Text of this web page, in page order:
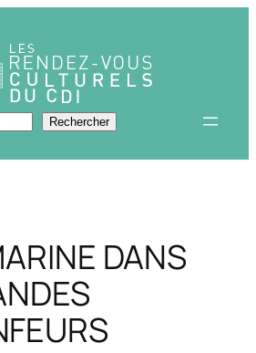
Rechercher
DANS